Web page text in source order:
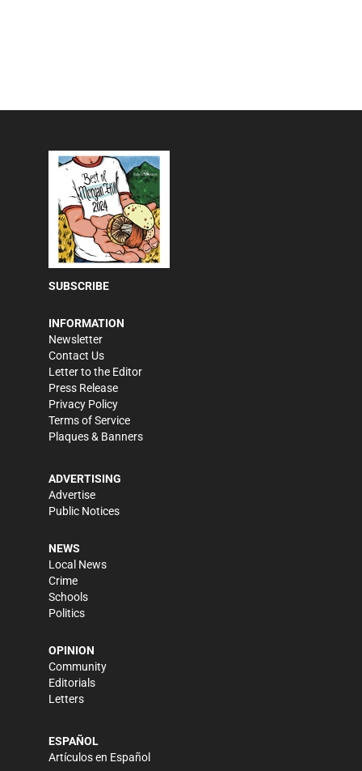
SUBSCRIBE
INFORMATION
Newsletter
Contact Us
Letter to the Editor
Press Release
Privacy Policy
Terms of Service
Plaques & Banners
ADVERTISING
Advertise
Public Notices
NEWS
Local News
Crime
Schools
Politics
OPINION
Community
Editorials
Letters
ESPAÑOL
Artículos en Español